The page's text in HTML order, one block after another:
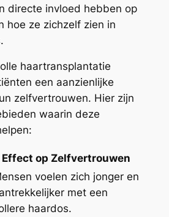
directe invloed hebben op
hoe ze zichzelf zien in
haartransplantatie
een aanzienlijke
zelfvertrouwen. Hier zijn
waarin deze
Effect op Zelfvertrouwen
voelen zich jonger en
met een
haardos.